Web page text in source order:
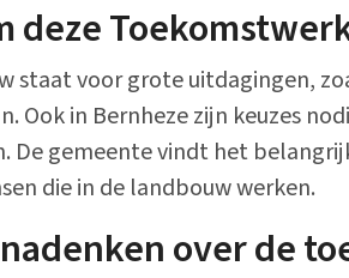
deze
staat voor grote uitdagingen,
Ook in Bernheze zijn keuzes
De gemeente vindt het
die in de landbouw werken.
over de